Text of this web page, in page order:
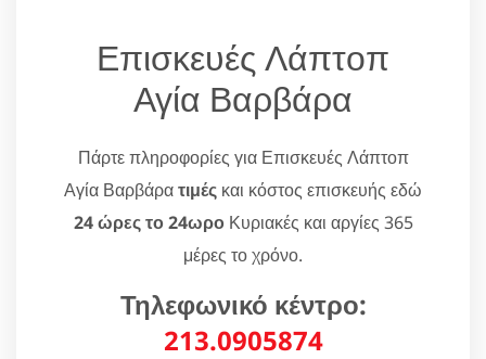
Επισκευές Λάπτοπ
Αγία Βαρβάρα
Πάρτε πληροφορίες για Επισκευές Λάπτοπ
Αγία Βαρβάρατιμές και κόστος επισκευής εδώ
24 ώρες το 24ωροΚυριακές και αργίες 365
μέρες το χρόνο.
Τηλεφωνικό κέντρο:
213.0905874